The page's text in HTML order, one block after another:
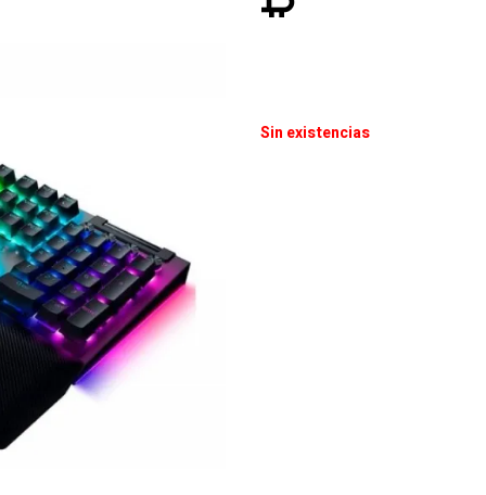
Sin existencias